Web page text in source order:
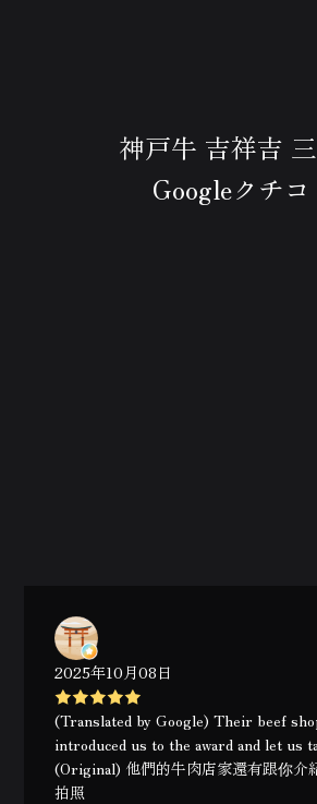
神戸牛 吉祥吉
Googleクチコ
2025年10月08日
(Translated by Google) Their beef
introduced us to the award and let us
(Original) 他們的牛肉店家還有跟你介
拍照